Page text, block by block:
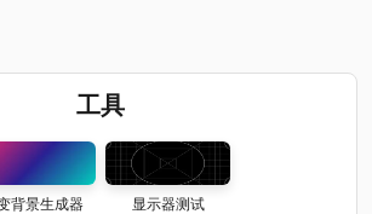
工具
背景生成器 显示器测试